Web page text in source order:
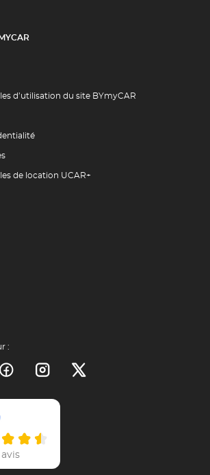
d’utilisation du site BYmyCAR
de location UCAR+
:
avis